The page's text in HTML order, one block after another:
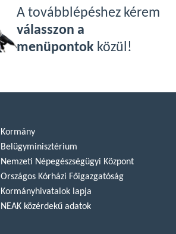
A továbblépéshez kérem
válasszon a
menüpontokközül!
Kormány
Belügyminisztérium
Nemzeti Népegészségügyi Központ
Országos Kórházi Főigazgatóság
Kormányhivatalok lapja
NEAK közérdekű adatok